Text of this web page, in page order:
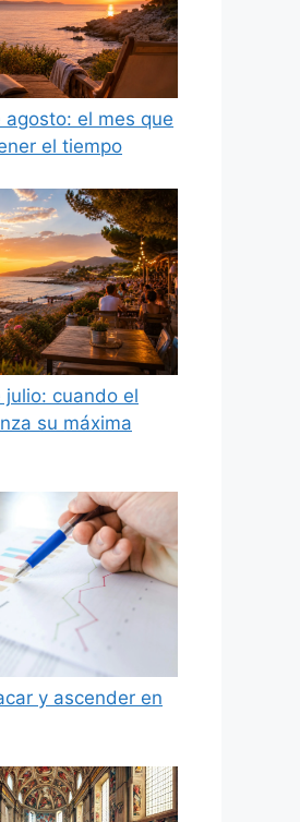
agosto: el mes que
el tiempo
julio: cuando el
su máxima
y ascender en